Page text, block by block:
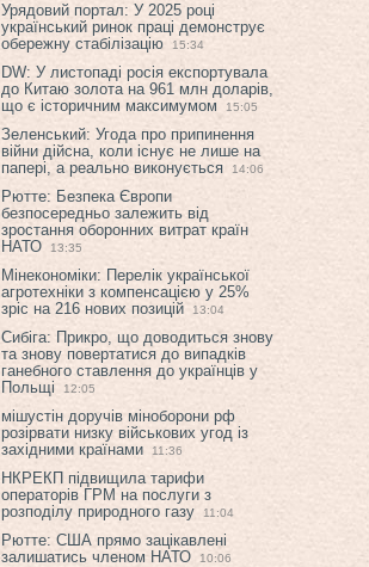
Урядовий портал: У 2025 році
український ринок праці демонструє
обережну стабілізацію
15:34
DW: У листопаді росія експортувала
до Китаю золота на 961 млн доларів,
що є історичним максимумом
15:05
Зеленський: Угода про припинення
війни дійсна, коли існує не лише на
папері, а реально виконується
14:06
Рютте: Безпека Європи
безпосередньо залежить від
зростання оборонних витрат країн
НАТО
13:35
Мінекономіки: Перелік української
агротехніки з компенсацією у 25%
зріс на 216 нових позицій
13:04
Сибіга: Прикро, що доводиться знову
та знову повертатися до випадків
ганебного ставлення до українців у
Польщі
12:05
мішустін доручів міноборони рф
розірвати низку військових угод із
західними країнами
11:36
НКРЕКП підвищила тарифи
операторів ГРМ на послуги з
розподілу природного газу
11:04
Рютте: США прямо зацікавлені
залишатись членом НАТО
10:06